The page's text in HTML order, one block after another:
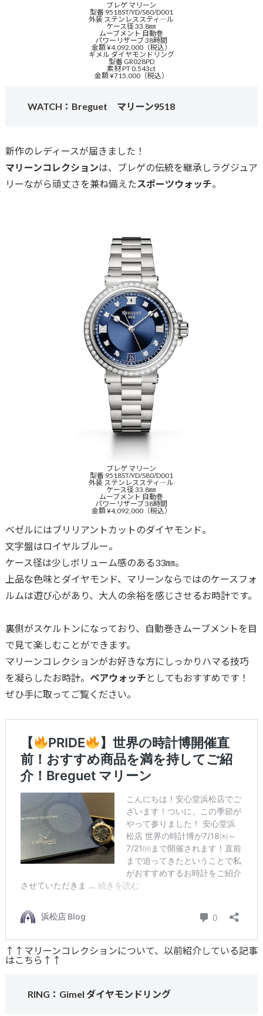
ブレゲ マリーン
型番 9518ST/YD/S80/D001
外装 ステンレススティ―ル
ケース径 33.8㎜
ムーブメント 自動巻
パワーリザーブ 38時間
金額 ¥4,092,000（税込）
ギメル ダイヤモンドリング
型番 GR028PD
素材 PT 0.543ct
金額 ¥715,000（税込）
WATCH：Breguet マリーン9518
新作のレディースが届きました！
マリーンコレクションは、ブレゲの伝統を継承しラグジュア
リーながら頑丈さを兼ね備えたスポーツウォッチ。
ブレゲ マリーン
型番 9518ST/YD/S80/D001
外装 ステンレススティ―ル
ケース径 33.8㎜
ムーブメント 自動巻
パワーリザーブ 38時間
金額 ¥4,092,000（税込）
ベゼルにはブリリアントカットのダイヤモンド。
文字盤はロイヤルブルー。
ケース径は少しボリューム感のある33㎜。
上品な色味とダイヤモンド、マリーンならではのケースフォ
ルムは遊び心があり、大人の余裕を感じさせるお時計です。
裏側がスケルトンになっており、自動巻きムーブメントを目
で見て楽しむことができます。
マリーンコレクションがお好きな方にしっかりハマる技巧
を凝らしたお時計。 ペアウォッチ としてもおすすめです！
ぜひ手に取ってご覧ください。
↑↑マリーンコレクションについて、以前紹介している記事
はこちら↑↑
RING：Gimel ダイヤモンドリング